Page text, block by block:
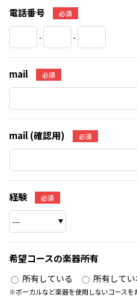
電話番号 必須
- -
mail 必須
mail (確認用) 必須
経験 必須
希望コースの楽器所有
所有している 所有してい
※ボーカルなど楽器を使用しないコースを